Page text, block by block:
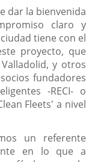
dar la bienvenida
claro y
tiene con el
proyecto, que
y otros
fundadores
-RECI- o
Fleets' a nivel
un referente
en lo que a